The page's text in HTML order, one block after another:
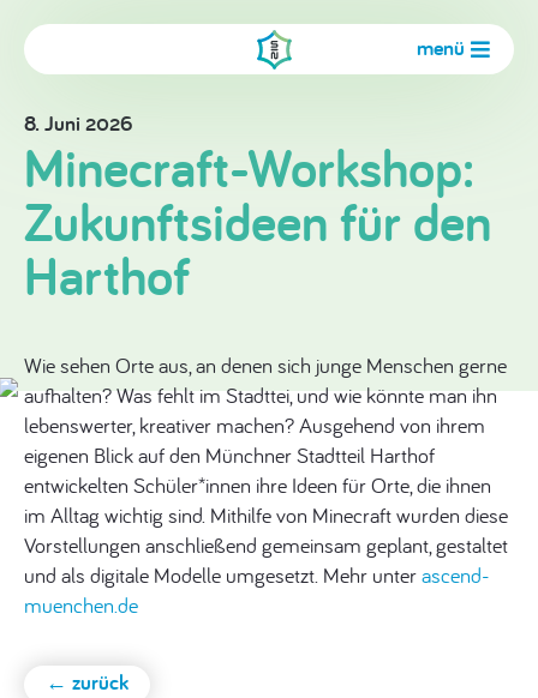
menü
8. Juni 2026
Minecraft-Workshop:
Zukunftsideen für den
Harthof
Wie sehen Orte aus, an denen sich junge Menschen gerne
aufhalten? Was fehlt im Stadttei, und wie könnte man ihn
lebenswerter, kreativer machen? Ausgehend von ihrem
eigenen Blick auf den Münchner Stadtteil Harthof
entwickelten Schüler*innen ihre Ideen für Orte, die ihnen
im Alltag wichtig sind. Mithilfe von Minecraft wurden diese
Vorstellungen anschließend gemeinsam geplant, gestaltet
und als digitale Modelle umgesetzt. Mehr unterascend-
muenchen.de
← zurück